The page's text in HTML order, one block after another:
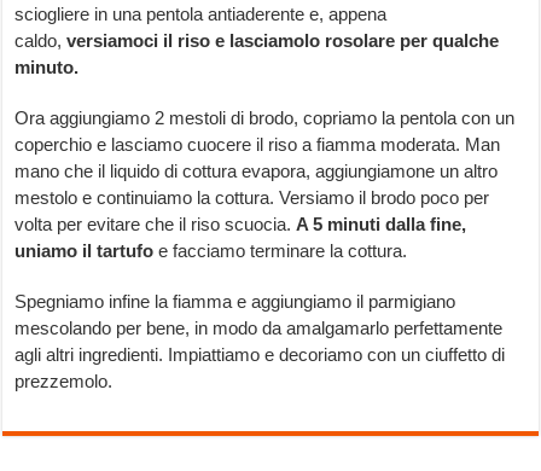
sciogliere in una pentola antiaderente e, appena
caldo, versiamoci il riso e lasciamolo rosolare per qualche
minuto.
Ora aggiungiamo 2 mestoli di brodo, copriamo la pentola con un
coperchio e lasciamo cuocere il riso a fiamma moderata. Man
mano che il liquido di cottura evapora, aggiungiamone un altro
mestolo e continuiamo la cottura. Versiamo il brodo poco per
volta per evitare che il riso scuocia.A 5 minuti dalla fine,
uniamo il tartufo e facciamo terminare la cottura.
Spegniamo infine la fiamma e aggiungiamo il parmigiano
mescolando per bene, in modo da amalgamarlo perfettamente
agli altri ingredienti. Impiattiamo e decoriamo con un ciuffetto di
prezzemolo.